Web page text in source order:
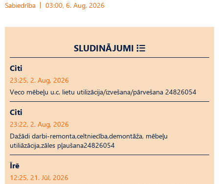
Sabiedrība 03:00, 6. Aug, 2026
SLUDINĀJUMI
Citi
23:25, 2. Aug, 2026
Veco mēbeļu u.c. lietu utilizācija/izvešana/pārvešana 24826054
Citi
23:22, 2. Aug, 2026
Dažādi darbi-remonta,celtniecība,demontāža, mēbeļu
utiliāzācija,zāles pļaušana24826054
Īrē
12:25, 21. Jūl, 2026